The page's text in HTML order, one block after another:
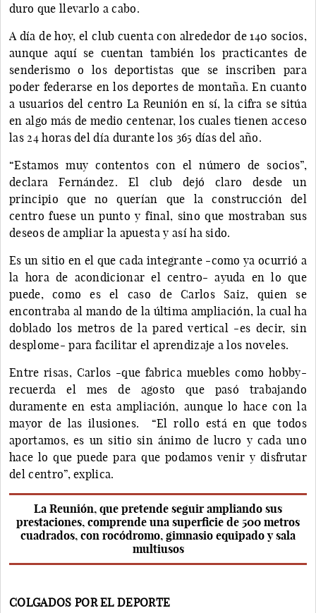
duro que llevarlo a cabo.
A día de hoy, el club cuenta con alrededor de 140 socios,
aunque aquí se cuentan también los practicantes de
senderismo o los deportistas que se inscriben para
poder federarse en los deportes de montaña. En cuanto
a usuarios del centro La Reunión en sí, la cifra se sitúa
en algo más de medio centenar, los cuales tienen acceso
las 24 horas del día durante los 365 días del año.
“Estamos muy contentos con el número de socios”,
declara Fernández. El club dejó claro desde un
principio que no querían que la construcción del
centro fuese un punto y final, sino que mostraban sus
deseos de ampliar la apuesta y así ha sido.
Es un sitio en el que cada integrante -como ya ocurrió a
la hora de acondicionar el centro- ayuda en lo que
puede, como es el caso de Carlos Saiz, quien se
encontraba al mando de la última ampliación, la cual ha
doblado los metros de la pared vertical -es decir, sin
desplome- para facilitar el aprendizaje a los noveles.
Entre risas, Carlos -que fabrica muebles como hobby-
recuerda el mes de agosto que pasó trabajando
duramente en esta ampliación, aunque lo hace con la
mayor de las ilusiones. “El rollo está en que todos
aportamos, es un sitio sin ánimo de lucro y cada uno
hace lo que puede para que podamos venir y disfrutar
del centro”, explica.
La Reunión, que pretende seguir ampliando sus
prestaciones, comprende una superficie de 500 metros
cuadrados, con rocódromo, gimnasio equipado y sala
multiusos
COLGADOS POR EL DEPORTE